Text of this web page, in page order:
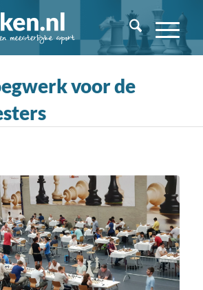
voor de